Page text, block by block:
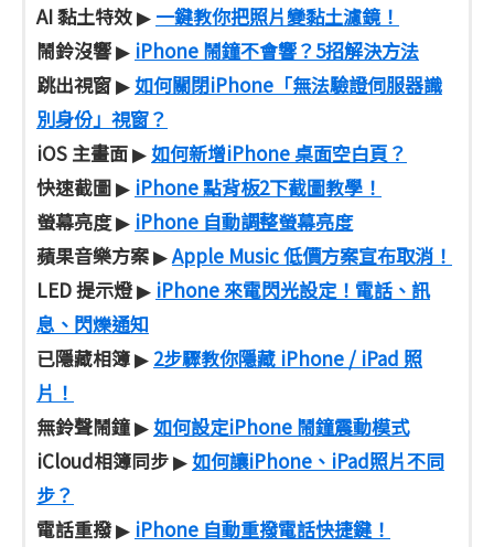
AI 黏土特效▶ 一鍵教你把照片變黏土濾鏡！
鬧鈴沒響▶ iPhone 鬧鐘不會響？5招解決方法
跳出視窗▶如何關閉iPhone「無法驗證伺服器識
別身份」視窗？
iOS 主畫面▶如何新增iPhone 桌面空白頁？
快速截圖▶ iPhone 點背板2下截圖教學！
螢幕亮度▶ iPhone 自動調整螢幕亮度
蘋果音樂方案▶Apple Music 低價方案宣布取消！
LED 提示燈▶ iPhone 來電閃光設定！電話、訊
息、閃爍通知
已隱藏相簿▶ 2步驟教你隱藏 iPhone / iPad 照
片！
無鈴聲鬧鐘▶如何設定iPhone 鬧鐘震動模式
iCloud相簿同步▶如何讓iPhone、iPad照片不同
步？
電話重撥▶ iPhone 自動重撥電話快捷鍵！